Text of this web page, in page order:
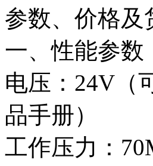
参数、价格及
一、性能参数
电压：24V（
品手册）
工作压力：